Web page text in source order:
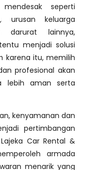
seperti
urusan keluarga
darurat lainnya,
menjadi solusi
karena itu, memilih
profesional akan
lebih aman serta
kenyamanan dan
pertimbangan
Car Rental &
armada
menarik yang